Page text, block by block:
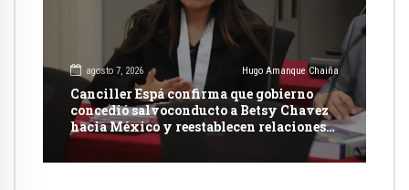
agosto 7, 2026 Hugo Amanque Chaiña
Canciller Espá confirma que gobierno
concedió salvoconducto a Betsy Chavez
hacia México y reestablecen relaciones
con dicho país